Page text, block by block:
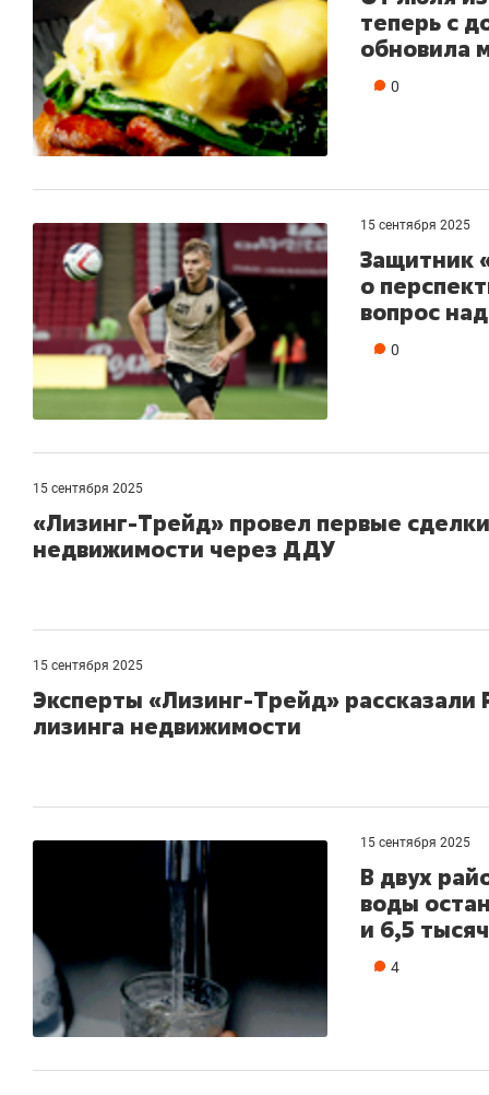
теперь с
обновила
0
15 сентября 2025
Защитник
о
вопрос
0
15 сентября 2025
«Лизинг-Трейд» провел первые
недвижимости через ДДУ
15 сентября 2025
Эксперты «Лизинг-Трейд» рассказали
лизинга недвижимости
15 сентября 2025
В двух
воды
и 6,5
4